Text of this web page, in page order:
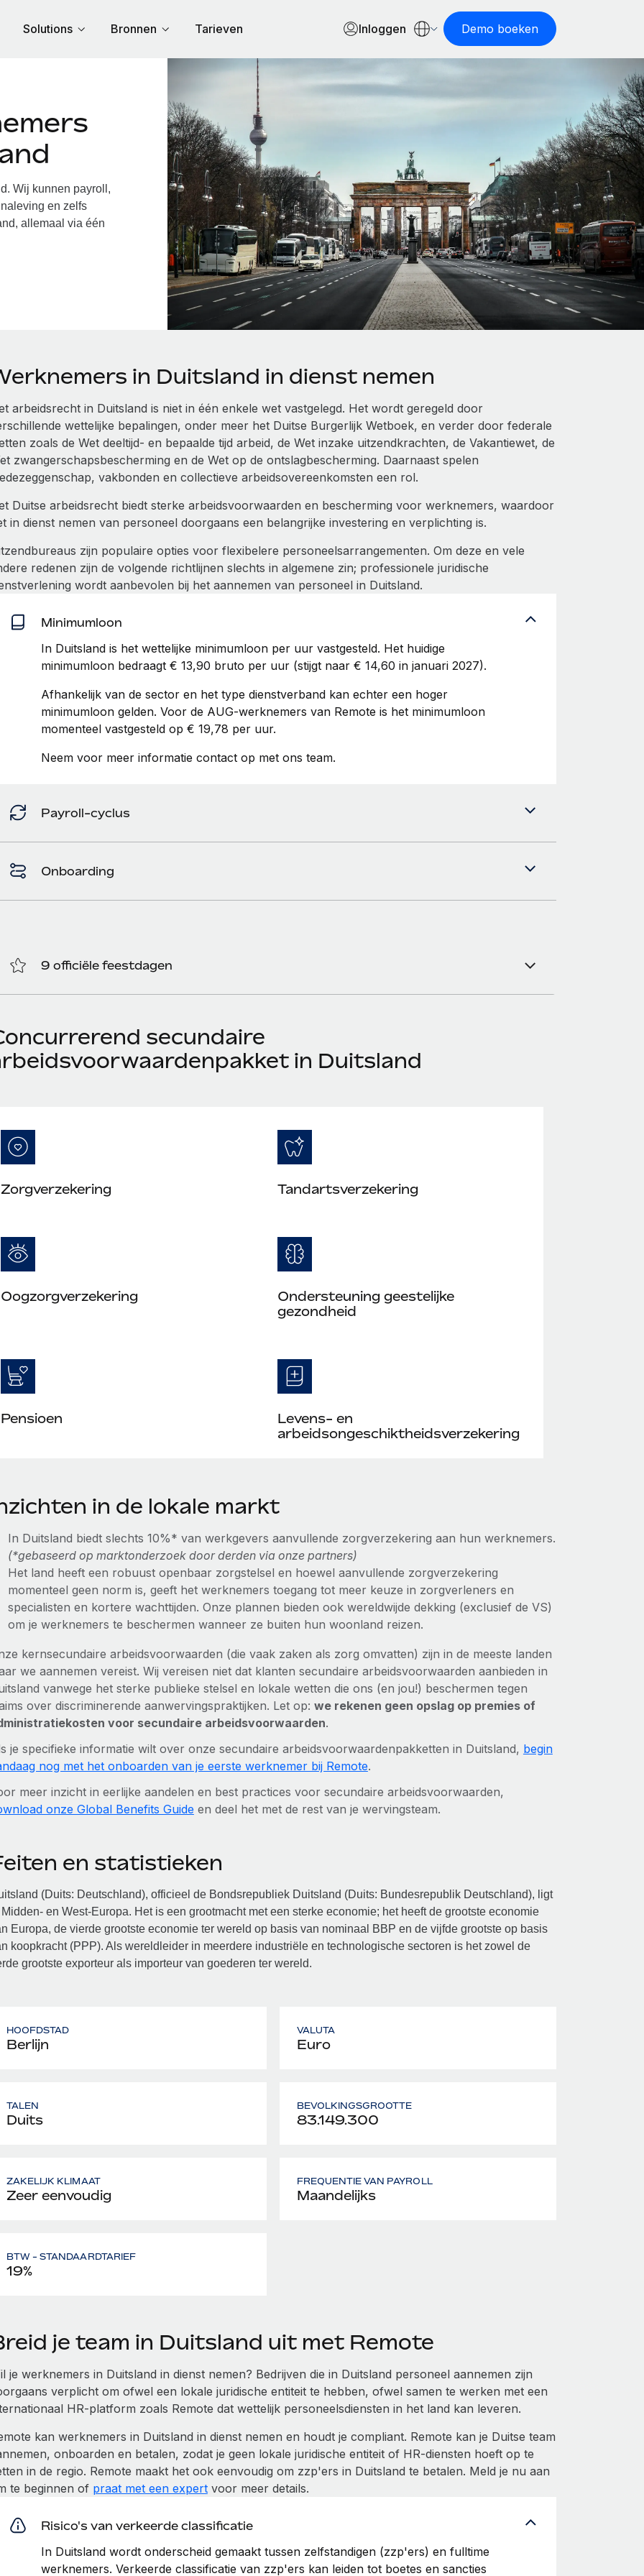
Solutions Bronnen Tarieven Inloggen Demo boeken
Wij kunnen payroll,
en zelfs
allemaal via één
in Duitsland in dienst nemen
arbeidsrecht in Duitsland is niet in één enkele wet vastgelegd. Het wordt geregeld door
wettelijke bepalingen, onder meer het Duitse Burgerlijk Wetboek, en verder door federale
zoals de Wet deeltijd- en bepaalde tijd arbeid, de Wet inzake uitzendkrachten, de Vakantiewet, de
zwangerschapsbescherming en de Wet op de ontslagbescherming. Daarnaast spelen
vakbonden en collectieve arbeidsovereenkomsten een rol.
Duitse arbeidsrecht biedt sterke arbeidsvoorwaarden en bescherming voor werknemers, waardoor
in dienst nemen van personeel doorgaans een belangrijke investering en verplichting is.
zijn populaire opties voor flexibelere personeelsarrangementen. Om deze en vele
redenen zijn de volgende richtlijnen slechts in algemene zin; professionele juridische
wordt aanbevolen bij het aannemen van personeel in Duitsland.
Minimumloon
In Duitsland is het wettelijke minimumloon per uur vastgesteld. Het huidige
minimumloon bedraagt € 13,90 bruto per uur (stijgt naar € 14,60 in januari 2027).
Afhankelijk van de sector en het type dienstverband kan echter een hoger
minimumloon gelden. Voor de AUG-werknemers van Remote is het minimumloon
momenteel vastgesteld op € 19,78 per uur.
Neem voor meer informatie contact op met ons team.
Payroll-cyclus
Onboarding
9 officiële feestdagen
secundaire
in Duitsland
Zorgverzekering Tandartsverzekering
Oogzorgverzekering
Ondersteuning geestelijke
gezondheid
Pensioen
Levens- en
arbeidsongeschiktheidsverzekering
in de lokale markt
In Duitsland biedt slechts 10%* van werkgevers aanvullende zorgverzekering aan hun werknemers.
(*gebaseerd op marktonderzoek door derden via onze partners)
Het land heeft een robuust openbaar zorgstelsel en hoewel aanvullende zorgverzekering
momenteel geen norm is, geeft het werknemers toegang tot meer keuze in zorgverleners en
specialisten en kortere wachttijden. Onze plannen bieden ook wereldwijde dekking (exclusief de VS)
om je werknemers te beschermen wanneer ze buiten hun woonland reizen.
kernsecundaire arbeidsvoorwaarden (die vaak zaken als zorg omvatten) zijn in de meeste landen
we aannemen vereist. Wij vereisen niet dat klanten secundaire arbeidsvoorwaarden aanbieden in
vanwege het sterke publieke stelsel en lokale wetten die ons (en jou!) beschermen tegen
over discriminerende aanwervingspraktijken. Let op: we rekenen geen opslag op premies of
voor secundaire arbeidsvoorwaarden.
je specifieke informatie wilt over onze secundaire arbeidsvoorwaardenpakketten in Duitsland, begin
nog met het onboarden van je eerste werknemer bij Remote.
meer inzicht in eerlijke aandelen en best practices voor secundaire arbeidsvoorwaarden,
onze Global Benefits Guide en deel het met de rest van je wervingsteam.
en statistieken
(Duits: Deutschland), officieel de Bondsrepubliek Duitsland (Duits: Bundesrepublik Deutschland), ligt
en West-Europa. Het is een grootmacht met een sterke economie; het heeft de grootste economie
Europa, de vierde grootste economie ter wereld op basis van nominaal BBP en de vijfde grootste op basis
koopkracht (PPP). Als wereldleider in meerdere industriële en technologische sectoren is het zowel de
grootste exporteur als importeur van goederen ter wereld.
HOOFDSTAD
Berlijn
VALUTA
Euro
TALEN
Duits
BEVOLKINGSGROOTTE
83.149.300
ZAKELIJK KLIMAAT
Zeer eenvoudig
FREQUENTIE VAN PAYROLL
Maandelijks
BTW - STANDAARDTARIEF
19%
je team in Duitsland uit met Remote
je werknemers in Duitsland in dienst nemen? Bedrijven die in Duitsland personeel aannemen zijn
verplicht om ofwel een lokale juridische entiteit te hebben, ofwel samen te werken met een
HR-platform zoals Remote dat wettelijk personeelsdiensten in het land kan leveren.
kan werknemers in Duitsland in dienst nemen en houdt je compliant. Remote kan je Duitse team
onboarden en betalen, zodat je geen lokale juridische entiteit of HR-diensten hoeft op te
in de regio. Remote maakt het ook eenvoudig om zzp'ers in Duitsland te betalen. Meld je nu aan
te beginnen of praat met een expertvoor meer details.
Risico's van verkeerde classificatie
In Duitsland wordt onderscheid gemaakt tussen zelfstandigen (zzp'ers) en fulltime
werknemers. Verkeerde classificatie van zzp'ers kan leiden tot boetes en sancties